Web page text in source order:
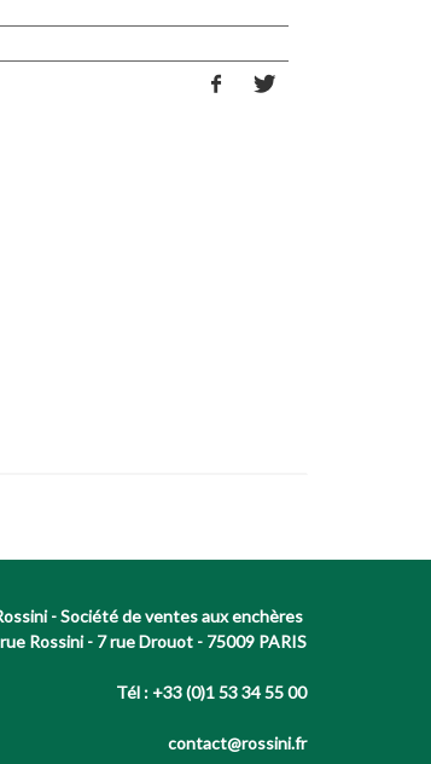
- Société de ventes aux enchères
Rossini - 7 rue Drouot - 75009 PARIS
Tél : +33 (0)1 53 34 55 00
contact@rossini.fr